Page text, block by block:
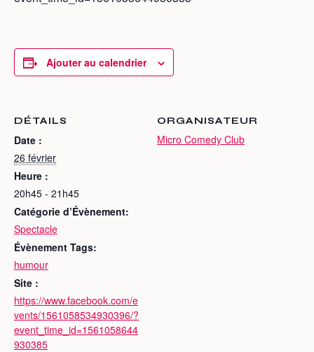
Ajouter au calendrier
DÉTAILS
Date :
26 février
Heure :
20h45 - 21h45
Catégorie d’Évènement:
Spectacle
Évènement Tags:
humour
Site :
https://www.facebook.com/e
vents/1561058534930396/?
event_time_id=1561058644
930385
ORGANISATEUR
Micro Comedy Club